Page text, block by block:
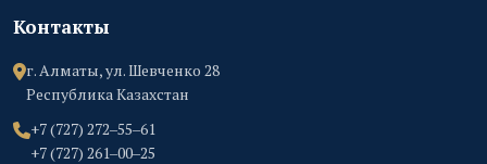
Контакты
г. Алматы, ул. Шевченко 28
Республика Казахстан
+7 (727) 272‒55‒61
+7 (727) 261‒00‒25